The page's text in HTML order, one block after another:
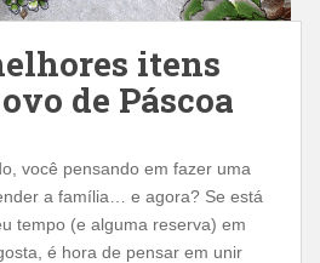
itens
de Páscoa
você pensando em fazer uma
a família… e agora? Se está
tempo (e alguma reserva) em
é hora de pensar em unir